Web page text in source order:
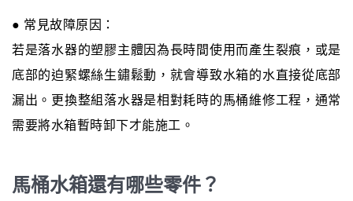
● 常見故障原因：
若是落水器的塑膠主體因為長時間使用而產生裂痕，或是
底部的迫緊螺絲生鏽鬆動，就會導致水箱的水直接從底部
漏出。更換整組落水器是相對耗時的馬桶維修工程，通常
需要將水箱暫時卸下才能施工。
馬桶水箱還有哪些零件？